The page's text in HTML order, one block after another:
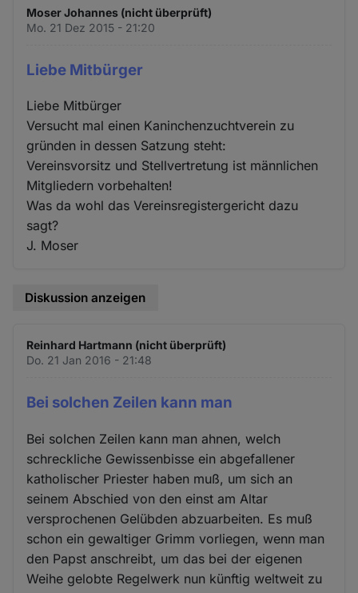
Moser Johannes (nicht überprüft)
Mo. 21 Dez 2015 - 21:20
Liebe Mitbürger
Liebe Mitbürger
Versucht mal einen Kaninchenzuchtverein zu
gründen in dessen Satzung steht:
Vereinsvorsitz und Stellvertretung ist männlichen
Mitgliedern vorbehalten!
Was da wohl das Vereinsregistergericht dazu
sagt?
J. Moser
Diskussion anzeigen
Reinhard Hartmann (nicht überprüft)
Do. 21 Jan 2016 - 21:48
Bei solchen Zeilen kann man
Bei solchen Zeilen kann man ahnen, welch
schreckliche Gewissenbisse ein abgefallener
katholischer Priester haben muß, um sich an
seinem Abschied von den einst am Altar
versprochenen Gelübden abzuarbeiten. Es muß
schon ein gewaltiger Grimm vorliegen, wenn man
den Papst anschreibt, um das bei der eigenen
Weihe gelobte Regelwerk nun künftig weltweit zu